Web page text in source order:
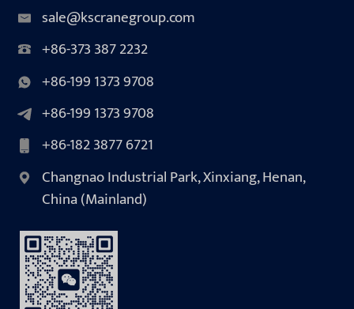
sale@kscranegroup.com
+86-373 387 2232
+86-199 1373 9708
+86-199 1373 9708
+86-182 3877 6721
Changnao Industrial Park, Xinxiang, Henan,
China (Mainland)